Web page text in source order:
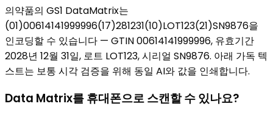
의약품의 GS1 DataMatrix는
(01)00614141999996(17)281231(10)LOT123(21)SN9876을
인코딩할 수 있습니다 — GTIN 00614141999996, 유효기간
2028년 12월 31일, 로트 LOT123, 시리얼 SN9876. 아래 가독 텍
스트는 보통 시각 검증을 위해 동일 AI와 값을 인쇄합니다.
Data Matrix를 휴대폰으로 스캔할 수 있나요?